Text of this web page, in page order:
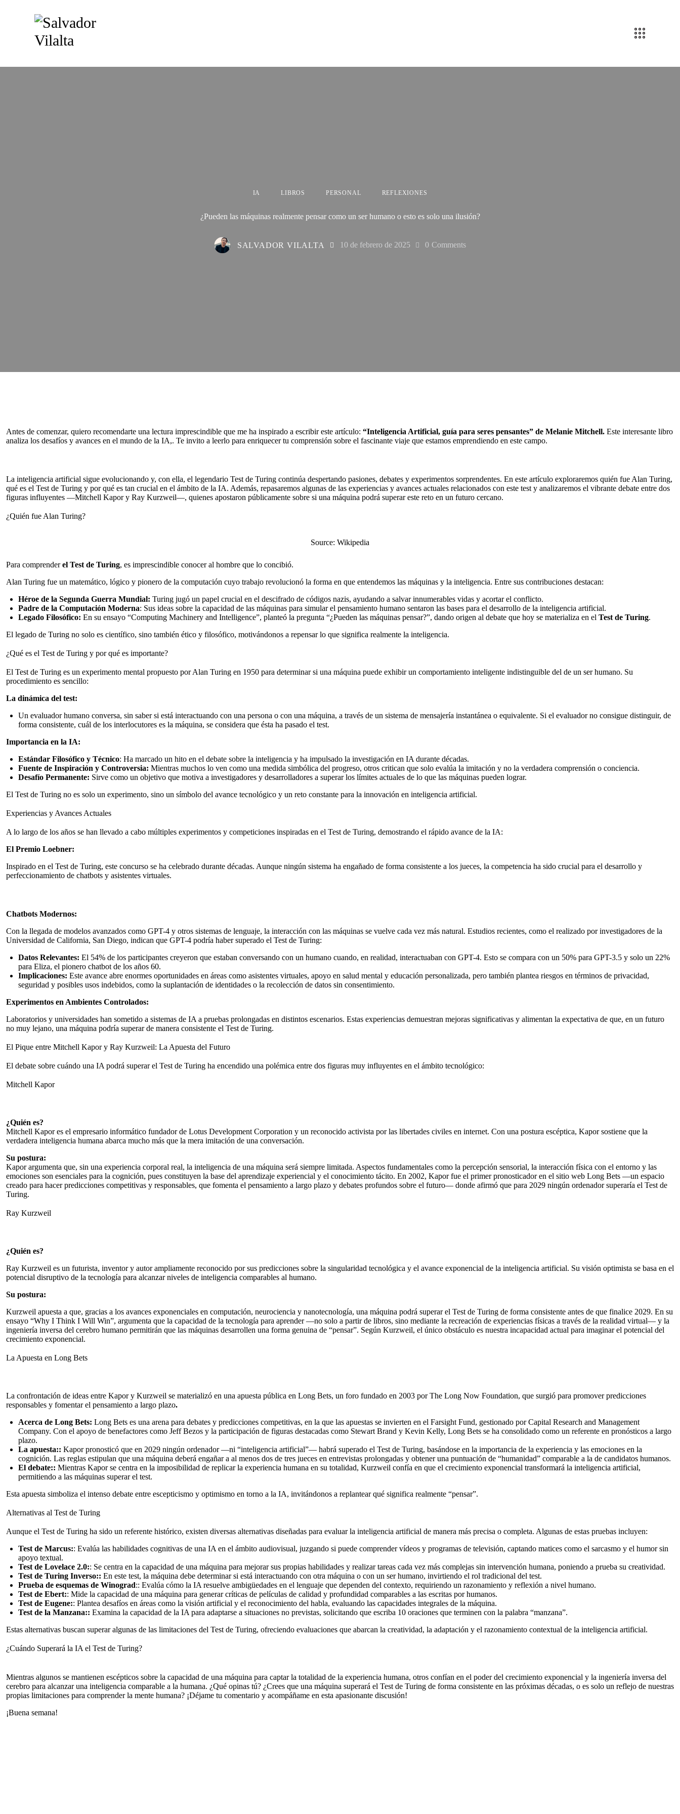
IA LIBROS PERSONAL REFLEXIONES
¿Pueden las máquinas realmente pensar como un ser humano o esto es solo una ilusión?
SALVADOR VILALTA 10 de febrero de 2025 0 Comments
Antes de comenzar, quiero recomendarte una lectura imprescindible que me ha inspirado a escribir este artículo: “Inteligencia Artificial, guía para seres pensantes” de Melanie Mitchell. Este interesante libro
analiza los desafíos y avances en el mundo de la IA,. Te invito a leerlo para enriquecer tu comprensión sobre el fascinante viaje que estamos emprendiendo en este campo.
La inteligencia artificial sigue evolucionando y, con ella, el legendario Test de Turing continúa despertando pasiones, debates y experimentos sorprendentes. En este artículo exploraremos quién fue Alan Turing,
qué es el Test de Turing y por qué es tan crucial en el ámbito de la IA. Además, repasaremos algunas de las experiencias y avances actuales relacionados con este test y analizaremos el vibrante debate entre dos
figuras influyentes —Mitchell Kapor y Ray Kurzweil—, quienes apostaron públicamente sobre si una máquina podrá superar este reto en un futuro cercano.
¿Quién fue Alan Turing?
Source: Wikipedia
Para comprenderel Test de Turing, es imprescindible conocer al hombre que lo concibió.
Alan Turing fue un matemático, lógico y pionero de la computación cuyo trabajo revolucionó la forma en que entendemos las máquinas y la inteligencia. Entre sus contribuciones destacan:
Héroe de la Segunda Guerra Mundial: Turing jugó un papel crucial en el descifrado de códigos nazis, ayudando a salvar innumerables vidas y acortar el conflicto.
Padre de la Computación Moderna: Sus ideas sobre la capacidad de las máquinas para simular el pensamiento humano sentaron las bases para el desarrollo de la inteligencia artificial.
Legado Filosófico: En su ensayo “Computing Machinery and Intelligence”, planteó la pregunta “¿Pueden las máquinas pensar?”, dando origen al debate que hoy se materializa en el Test de Turing.
El legado de Turing no solo es científico, sino también ético y filosófico, motivándonos a repensar lo que significa realmente la inteligencia.
¿Qué es el Test de Turing y por qué es importante?
El Test de Turing es un experimento mental propuesto por Alan Turing en 1950 para determinar si una máquina puede exhibir un comportamiento inteligente indistinguible del de un ser humano. Su
procedimiento es sencillo:
La dinámica del test:
Un evaluador humano conversa, sin saber si está interactuando con una persona o con una máquina, a través de un sistema de mensajería instantánea o equivalente. Si el evaluador no consigue distinguir, de
forma consistente, cuál de los interlocutores es la máquina, se considera que ésta ha pasado el test.
Importancia en la IA:
Estándar Filosófico y Técnico: Ha marcado un hito en el debate sobre la inteligencia y ha impulsado la investigación en IA durante décadas.
Fuente de Inspiración y Controversia: Mientras muchos lo ven como una medida simbólica del progreso, otros critican que solo evalúa la imitación y no la verdadera comprensión o conciencia.
Desafío Permanente: Sirve como un objetivo que motiva a investigadores y desarrolladores a superar los límites actuales de lo que las máquinas pueden lograr.
El Test de Turing no es solo un experimento, sino un símbolo del avance tecnológico y un reto constante para la innovación en inteligencia artificial.
Experiencias y Avances Actuales
A lo largo de los años se han llevado a cabo múltiples experimentos y competiciones inspiradas en el Test de Turing, demostrando el rápido avance de la IA:
El Premio Loebner:
Inspirado en el Test de Turing, este concurso se ha celebrado durante décadas. Aunque ningún sistema ha engañado de forma consistente a los jueces, la competencia ha sido crucial para el desarrollo y
perfeccionamiento de chatbots y asistentes virtuales.
Chatbots Modernos:
Con la llegada de modelos avanzados como GPT-4 y otros sistemas de lenguaje, la interacción con las máquinas se vuelve cada vez más natural. Estudios recientes, como el realizado por investigadores de la
Universidad de California, San Diego, indican que GPT-4 podría haber superado el Test de Turing:
Datos Relevantes: El 54% de los participantes creyeron que estaban conversando con un humano cuando, en realidad, interactuaban con GPT-4. Esto se compara con un 50% para GPT-3.5 y solo un 22%
para Eliza, el pionero chatbot de los años 60.
Implicaciones: Este avance abre enormes oportunidades en áreas como asistentes virtuales, apoyo en salud mental y educación personalizada, pero también plantea riesgos en términos de privacidad,
seguridad y posibles usos indebidos, como la suplantación de identidades o la recolección de datos sin consentimiento.
Experimentos en Ambientes Controlados:
Laboratorios y universidades han sometido a sistemas de IA a pruebas prolongadas en distintos escenarios. Estas experiencias demuestran mejoras significativas y alimentan la expectativa de que, en un futuro
no muy lejano, una máquina podría superar de manera consistente el Test de Turing.
El Pique entre Mitchell Kapor y Ray Kurzweil: La Apuesta del Futuro
El debate sobre cuándo una IA podrá superar el Test de Turing ha encendido una polémica entre dos figuras muy influyentes en el ámbito tecnológico:
Mitchell Kapor
¿Quién es?
Mitchell Kapor es el empresario informático fundador de Lotus Development Corporation y un reconocido activista por las libertades civiles en internet. Con una postura escéptica, Kapor sostiene que la
verdadera inteligencia humana abarca mucho más que la mera imitación de una conversación.
Su postura:
Kapor argumenta que, sin una experiencia corporal real, la inteligencia de una máquina será siempre limitada. Aspectos fundamentales como la percepción sensorial, la interacción física con el entorno y las
emociones son esenciales para la cognición, pues constituyen la base del aprendizaje experiencial y el conocimiento tácito. En 2002, Kapor fue el primer pronosticador en el sitio web Long Bets —un espacio
creado para hacer predicciones competitivas y responsables, que fomenta el pensamiento a largo plazo y debates profundos sobre el futuro— donde afirmó que para 2029 ningún ordenador superaría el Test de
Turing.
Ray Kurzweil
¿Quién es?
Ray Kurzweil es un futurista, inventor y autor ampliamente reconocido por sus predicciones sobre la singularidad tecnológica y el avance exponencial de la inteligencia artificial. Su visión optimista se basa en el
potencial disruptivo de la tecnología para alcanzar niveles de inteligencia comparables al humano.
Su postura:
Kurzweil apuesta a que, gracias a los avances exponenciales en computación, neurociencia y nanotecnología, una máquina podrá superar el Test de Turing de forma consistente antes de que finalice 2029. En su
ensayo “Why I Think I Will Win”, argumenta que la capacidad de la tecnología para aprender —no solo a partir de libros, sino mediante la recreación de experiencias físicas a través de la realidad virtual— y la
ingeniería inversa del cerebro humano permitirán que las máquinas desarrollen una forma genuina de “pensar”. Según Kurzweil, el único obstáculo es nuestra incapacidad actual para imaginar el potencial del
crecimiento exponencial.
La Apuesta en Long Bets
La confrontación de ideas entre Kapor y Kurzweil se materializó en una apuesta pública en Long Bets, un foro fundado en 2003 por The Long Now Foundation, que surgió para promover predicciones
responsables y fomentar el pensamiento a largo plazo.
Acerca de Long Bets: Long Bets es una arena para debates y predicciones competitivas, en la que las apuestas se invierten en el Farsight Fund, gestionado por Capital Research and Management
Company. Con el apoyo de benefactores como Jeff Bezos y la participación de figuras destacadas como Stewart Brand y Kevin Kelly, Long Bets se ha consolidado como un referente en pronósticos a largo
plazo.
La apuesta:: Kapor pronosticó que en 2029 ningún ordenador —ni “inteligencia artificial”— habrá superado el Test de Turing, basándose en la importancia de la experiencia y las emociones en la
cognición. Las reglas estipulan que una máquina deberá engañar a al menos dos de tres jueces en entrevistas prolongadas y obtener una puntuación de “humanidad” comparable a la de candidatos humanos.
El debate:: Mientras Kapor se centra en la imposibilidad de replicar la experiencia humana en su totalidad, Kurzweil confía en que el crecimiento exponencial transformará la inteligencia artificial,
permitiendo a las máquinas superar el test.
Esta apuesta simboliza el intenso debate entre escepticismo y optimismo en torno a la IA, invitándonos a replantear qué significa realmente “pensar”.
Alternativas al Test de Turing
Aunque el Test de Turing ha sido un referente histórico, existen diversas alternativas diseñadas para evaluar la inteligencia artificial de manera más precisa o completa. Algunas de estas pruebas incluyen:
Test de Marcus:: Evalúa las habilidades cognitivas de una IA en el ámbito audiovisual, juzgando si puede comprender vídeos y programas de televisión, captando matices como el sarcasmo y el humor sin
apoyo textual.
Test de Lovelace 2.0:: Se centra en la capacidad de una máquina para mejorar sus propias habilidades y realizar tareas cada vez más complejas sin intervención humana, poniendo a prueba su creatividad.
Test de Turing Inverso:: En este test, la máquina debe determinar si está interactuando con otra máquina o con un ser humano, invirtiendo el rol tradicional del test.
Prueba de esquemas de Winograd:: Evalúa cómo la IA resuelve ambigüedades en el lenguaje que dependen del contexto, requiriendo un razonamiento y reflexión a nivel humano.
Test de Ebert:: Mide la capacidad de una máquina para generar críticas de películas de calidad y profundidad comparables a las escritas por humanos.
Test de Eugene:: Plantea desafíos en áreas como la visión artificial y el reconocimiento del habla, evaluando las capacidades integrales de la máquina.
Test de la Manzana:: Examina la capacidad de la IA para adaptarse a situaciones no previstas, solicitando que escriba 10 oraciones que terminen con la palabra “manzana”.
Estas alternativas buscan superar algunas de las limitaciones del Test de Turing, ofreciendo evaluaciones que abarcan la creatividad, la adaptación y el razonamiento contextual de la inteligencia artificial.
¿Cuándo Superará la IA el Test de Turing?
Mientras algunos se mantienen escépticos sobre la capacidad de una máquina para captar la totalidad de la experiencia humana, otros confían en el poder del crecimiento exponencial y la ingeniería inversa del
cerebro para alcanzar una inteligencia comparable a la humana. ¿Qué opinas tú? ¿Crees que una máquina superará el Test de Turing de forma consistente en las próximas décadas, o es solo un reflejo de nuestras
propias limitaciones para comprender la mente humana? ¡Déjame tu comentario y acompáñame en esta apasionante discusión!
¡Buena semana!